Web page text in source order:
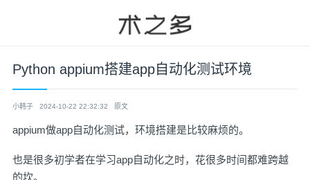
Python appium搭建app自动化测试环境
小韩子 2024-10-22 22:32:32 原文
appium做app自动化测试，环境搭建是比较麻烦的。
也是很多初学者在学习app自动化之时，花很多时间都难跨越
的坎。